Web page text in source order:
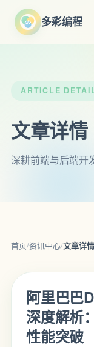
多彩编程
ARTICLE
文章详情
深耕前端与后端开
首页/资讯中心/文章详情
阿里巴巴
深度解析
性能突破